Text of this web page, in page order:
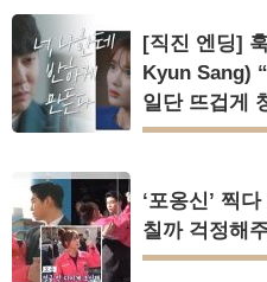
[직진 엔딩]
Kyun Sang)
일단 뜨겁게
‘포옹신’ 찍
칠까 걱정해